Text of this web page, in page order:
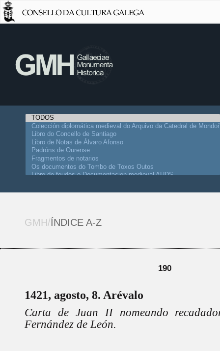
GMH/ÍNDICE A-Z
190
1421, agosto, 8. Arévalo
Carta de Juan II nomeando
Fernández de León.